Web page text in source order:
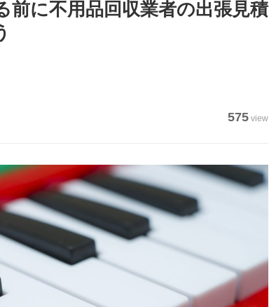
前に不用品回収業者の出張見積
575 view